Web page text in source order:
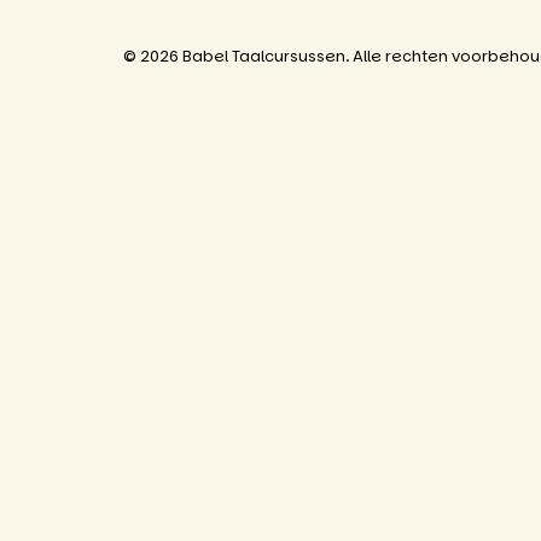
© 2026 Babel Taalcursussen. Alle rechten